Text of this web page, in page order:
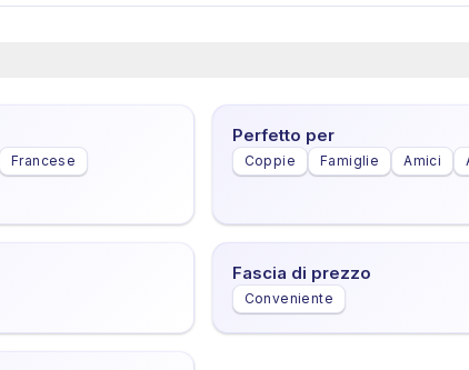
Francese
Perfetto per
Coppie Famiglie Amici
Fascia di prezzo
Conveniente